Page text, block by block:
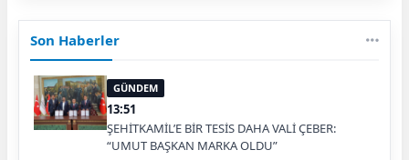
Son Haberler
GÜNDEM
13:51
ŞEHİTKAMİL’E BİR TESİS DAHA VALİ ÇEBER:
“UMUT BAŞKAN MARKA OLDU”